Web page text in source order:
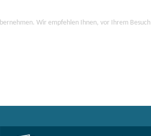
Wir empfehlen Ihnen, vor Ihrem